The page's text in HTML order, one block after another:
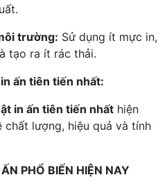
trường: Sử dụng ít mực in,
tạo ra ít rác thải.
ấn tiên tiến nhất:
in ấn tiên tiến nhất hiện
chất lượng, hiệu quả và tính
PHỔ BIẾN HIỆN NAY